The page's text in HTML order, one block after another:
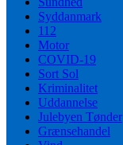
Syddanmark
112
Motor
COVID-19
Sort Sol
Kriminalitet
Uddannelse
Julebyen Tønder
Grænsehandel